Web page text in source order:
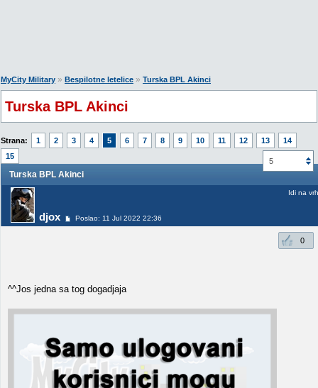
MyCity Military » Bespilotne letelice » Turska BPL Akinci
Turska BPL Akinci
Strana: 1 2 3 4 5 6 7 8 9 10 11 12 13
14
15
5
Turska BPL Akinci
djox Poslao: 11 Jul 2022 22:36
Idi na vrh
0
^^Jos jedna sa tog dogadjaja